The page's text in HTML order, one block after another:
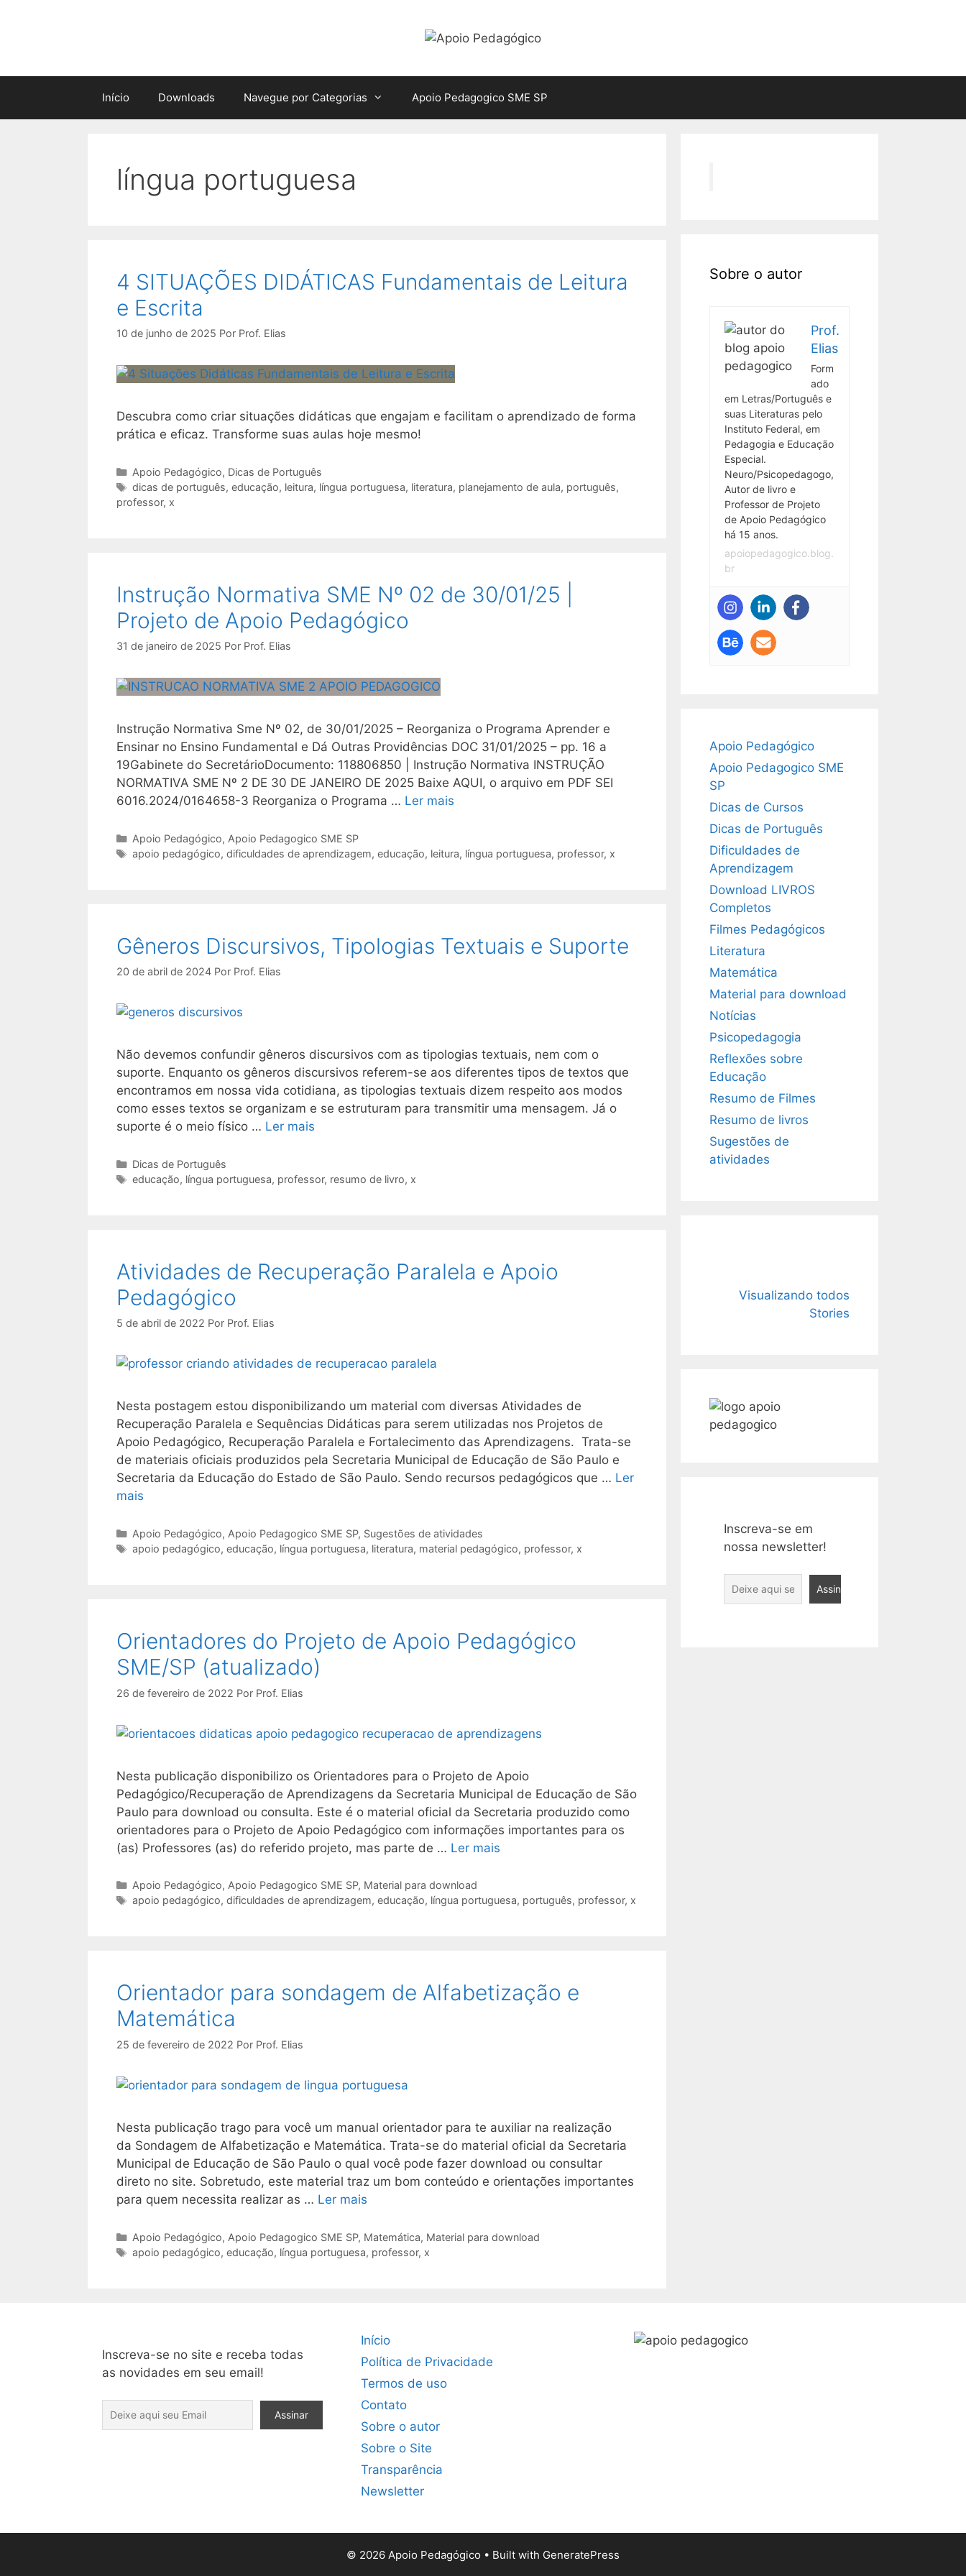
Início Downloads Navegue por Categorias Apoio Pedagogico SME SP
língua portuguesa
4 SITUAÇÕES DIDÁTICAS Fundamentais de Leitura
e Escrita
10 de junho de 2025 Por Prof. Elias
Descubra como criar situações didáticas que engajam e facilitam o aprendizado de forma
prática e eficaz. Transforme suas aulas hoje mesmo!
Categorias
Apoio Pedagógico, Dicas de Português
Tags
dicas de português, educação, leitura, língua portuguesa, literatura, planejamento de aula, português,
professor, x
Instrução Normativa SME Nº 02 de 30/01/25 |
Projeto de Apoio Pedagógico
31 de janeiro de 2025 Por Prof. Elias
Instrução Normativa Sme Nº 02, de 30/01/2025 – Reorganiza o Programa Aprender e
Ensinar no Ensino Fundamental e Dá Outras Providências DOC 31/01/2025 – pp. 16 a
19Gabinete do SecretárioDocumento: 118806850 | Instrução Normativa INSTRUÇÃO
NORMATIVA SME Nº 2 DE 30 DE JANEIRO DE 2025 Baixe AQUI, o arquivo em PDF SEI
6016.2024/0164658-3 Reorganiza o Programa … Ler mais
Categorias
Apoio Pedagógico, Apoio Pedagogico SME SP
Tags
apoio pedagógico, dificuldades de aprendizagem, educação, leitura, língua portuguesa, professor, x
Gêneros Discursivos, Tipologias Textuais e Suporte
20 de abril de 2024 Por Prof. Elias
Não devemos confundir gêneros discursivos com as tipologias textuais, nem com o
suporte. Enquanto os gêneros discursivos referem-se aos diferentes tipos de textos que
encontramos em nossa vida cotidiana, as tipologias textuais dizem respeito aos modos
como esses textos se organizam e se estruturam para transmitir uma mensagem. Já o
suporte é o meio físico … Ler mais
Categorias
Dicas de Português
Tags
educação, língua portuguesa, professor, resumo de livro, x
Atividades de Recuperação Paralela e Apoio
Pedagógico
5 de abril de 2022 Por Prof. Elias
Nesta postagem estou disponibilizando um material com diversas Atividades de
Recuperação Paralela e Sequências Didáticas para serem utilizadas nos Projetos de
Apoio Pedagógico, Recuperação Paralela e Fortalecimento das Aprendizagens. Trata-se
de materiais oficiais produzidos pela Secretaria Municipal de Educação de São Paulo e
Secretaria da Educação do Estado de São Paulo. Sendo recursos pedagógicos que … Ler
mais
Categorias
Apoio Pedagógico, Apoio Pedagogico SME SP, Sugestões de atividades
Tags
apoio pedagógico, educação, língua portuguesa, literatura, material pedagógico, professor, x
Orientadores do Projeto de Apoio Pedagógico
SME/SP (atualizado)
26 de fevereiro de 2022 Por Prof. Elias
Nesta publicação disponibilizo os Orientadores para o Projeto de Apoio
Pedagógico/Recuperação de Aprendizagens da Secretaria Municipal de Educação de São
Paulo para download ou consulta. Este é o material oficial da Secretaria produzido como
orientadores para o Projeto de Apoio Pedagógico com informações importantes para os
(as) Professores (as) do referido projeto, mas parte de … Ler mais
Categorias
Apoio Pedagógico, Apoio Pedagogico SME SP, Material para download
Tags
apoio pedagógico, dificuldades de aprendizagem, educação, língua portuguesa, português, professor, x
Orientador para sondagem de Alfabetização e
Matemática
25 de fevereiro de 2022 Por Prof. Elias
Nesta publicação trago para você um manual orientador para te auxiliar na realização
da Sondagem de Alfabetização e Matemática. Trata-se do material oficial da Secretaria
Municipal de Educação de São Paulo o qual você pode fazer download ou consultar
direto no site. Sobretudo, este material traz um bom conteúdo e orientações importantes
para quem necessita realizar as … Ler mais
Categorias
Apoio Pedagógico, Apoio Pedagogico SME SP, Matemática, Material para download
Tags
apoio pedagógico, educação, língua portuguesa, professor, x
Sobre o autor
Prof.
Elias
Form
ado
em Letras/Português e
suas Literaturas pelo
Instituto Federal, em
Pedagogia e Educação
Especial.
Neuro/Psicopedagogo,
Autor de livro e
Professor de Projeto
de Apoio Pedagógico
há 15 anos.
apoiopedagogico.blog.
br
Apoio Pedagógico
Apoio Pedagogico SME
SP
Dicas de Cursos
Dicas de Português
Dificuldades de
Aprendizagem
Download LIVROS
Completos
Filmes Pedagógicos
Literatura
Matemática
Material para download
Notícias
Psicopedagogia
Reflexões sobre
Educação
Resumo de Filmes
Resumo de livros
Sugestões de
atividades
Visualizando todos
Stories
O Livro “1984”:
15 Livros mais
vendidos de
Inscreva-se em
nossa newsletter!
Inscreva-se no site e receba todas
as novidades em seu email!
Início
Política de Privacidade
Termos de uso
Contato
Sobre o autor
Sobre o Site
Transparência
Newsletter
© 2026 Apoio Pedagógico • Built with GeneratePress